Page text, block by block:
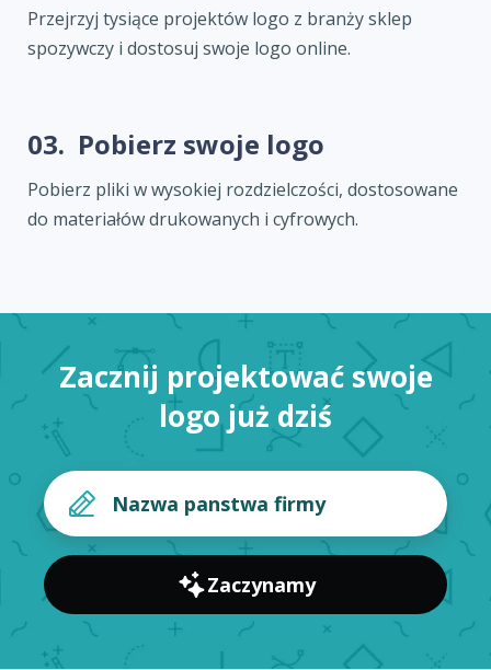
Przejrzyj tysiące projektów logo z branży sklep
spozywczy i dostosuj swoje logo online.
03. Pobierz swoje logo
Pobierz pliki w wysokiej rozdzielczości, dostosowane
do materiałów drukowanych i cyfrowych.
Zacznij projektować swoje
logo już dziś
Zaczynamy